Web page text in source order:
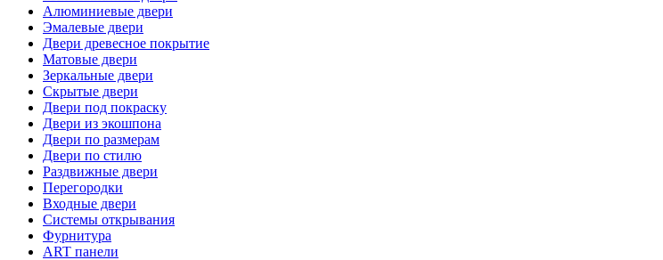
Алюминиевые двери
Эмалевые двери
Двери древесное покрытие
Матовые двери
Зеркальные двери
Скрытые двери
Двери под покраску
Двери из экошпона
Двери по размерам
Двери по стилю
Раздвижные двери
Перегородки
Входные двери
Системы открывания
Фурнитура
ART панели